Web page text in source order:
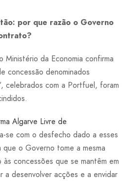
por que razão o Governo
Ministério da Economia confirma
concessão denominados
celebrados com a Portfuel, foram
Algarve Livre de
se com o desfecho dado a esses
o Governo tome a mesma
concessões que se mantêm em
a desenvolver acções e a envidar